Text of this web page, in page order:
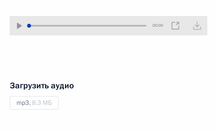
00:00
Загрузить аудио
mp3,8.3 МБ